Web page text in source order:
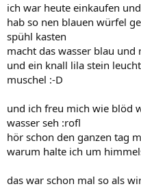
ich war heute einkaufen
hab so nen blauen würfel
spühl kasten
macht das wasser blau und
und ein knall lila stein
muschel :-D
und ich freu mich wie blöd
wasser seh :rofl
hör schon den ganzen tag
warum halte ich um
das war schon mal so als